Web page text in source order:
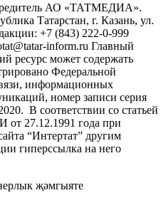
АО «ТАТМЕДИА».
Татарстан, г. Казань, ул.
+7 (843) 222-0-999
inform.ru Главный
ресурс может содержать
Федеральной
информационных
номер записи серия
В соответствии со статьей
от 27.12.1991 года при
“Интертат” другим
гиперссылка на него
җәмгыяте